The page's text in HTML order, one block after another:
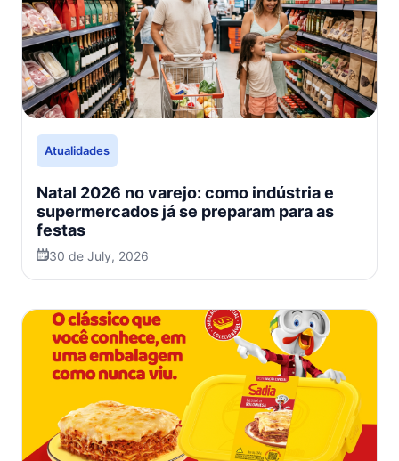
Atualidades
Natal 2026 no varejo: como indústria e
supermercados já se preparam para as
festas
30 de July, 2026